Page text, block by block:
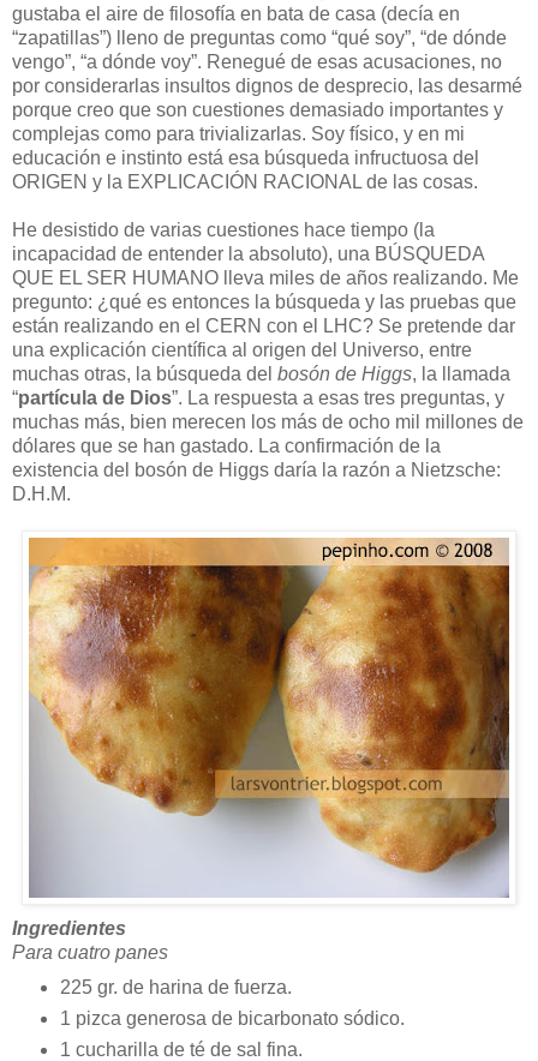
gustaba el aire de filosofía en bata de casa (decía en
“zapatillas”) lleno de preguntas como “qué soy”, “de dónde
vengo”, “a dónde voy”. Renegué de esas acusaciones, no
por considerarlas insultos dignos de desprecio, las desarmé
porque creo que son cuestiones demasiado importantes y
complejas como para trivializarlas. Soy físico, y en mi
educación e instinto está esa búsqueda infructuosa del
ORIGEN y la EXPLICACIÓN RACIONAL de las cosas.
He desistido de varias cuestiones hace tiempo (la
incapacidad de entender la absoluto), una BÚSQUEDA
QUE EL SER HUMANO lleva miles de años realizando. Me
pregunto: ¿qué es entonces la búsqueda y las pruebas que
están realizando en el CERN con el LHC? Se pretende dar
una explicación científica al origen del Universo, entre
muchas otras, la búsqueda del bosón de Higgs, la llamada
“partícula de Dios”. La respuesta a esas tres preguntas, y
muchas más, bien merecen los más de ocho mil millones de
dólares que se han gastado. La confirmación de la
existencia del bosón de Higgs daría la razón a Nietzsche:
D.H.M.
Ingredientes
Para cuatro panes
225 gr. de harina de fuerza.
1 pizca generosa de bicarbonato sódico.
1 cucharilla de té de sal fina.